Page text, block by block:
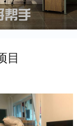
目